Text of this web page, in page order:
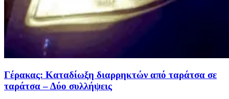
Γέρακας: Καταδίωξη διαρρηκτών από ταράτσα σε
ταράτσα – Δύο συλλήψεις